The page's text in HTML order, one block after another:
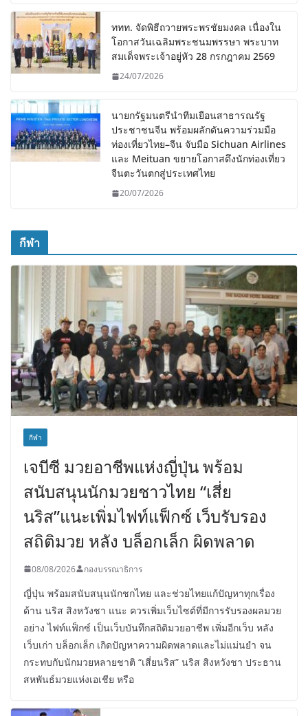
ททท. จัดพิธีถวายพระพรชัยมงคล เนื่องใน
โอกาสวันเฉลิมพระชนมพรรษา พระบาท
สมเด็จพระเจ้าอยู่หัว 28 กรกฎาคม 2569
24/07/2026
นายกรัฐมนตรีนำทีมเยือนสาธารณรัฐ
ประชาชนจีน พร้อมผลักดันความร่วมมือ
ท่องเที่ยวไทย–จีน จับมือ Sichuan Airlines
และ Meituan ขยายโอกาสดึงนักท่องเที่ยว
จีนตะวันตกสู่ประเทศไทย
20/07/2026
กีฬา
กีฬา
เจบีซี มวยอาชีพแห่งญี่ปุ่น พร้อม
สนับสนุนนักมวยชาวไทย “เสี่ย
นริส”แนะเพิ่มไฟท์แฟ็กซ์ เว็บรับรอง
สถิติมวย หลัง บล็อกเล็ก ผิดพลาด
08/08/2026 กองบรรณาธิการ
ญี่ปุ่น พร้อมสนับสนุนนักชกไทย และช่วยไทยแก้ปัญหาทุกเรื่อง
ด้าน นริส สิงหวังชา แนะ ควรเพิ่มเว็บไซต์ที่มีการรับรองผลมวย
อย่าง ไฟท์แฟ็กซ์ เป็นเว็บบันทึกสถิติมวยอาชีพ เพิ่มอีกเว็บ หลัง
เว็บเก่า บล็อกเล็ก เกิดปัญหาความผิดพลาดและไม่แม่นยำ จน
กระทบกับนักมวยหลายชาติ “เสี่ยนริส” นริส สิงหวังชา ประธาน
สหพันธ์มวยแห่งเอเชีย หรือ